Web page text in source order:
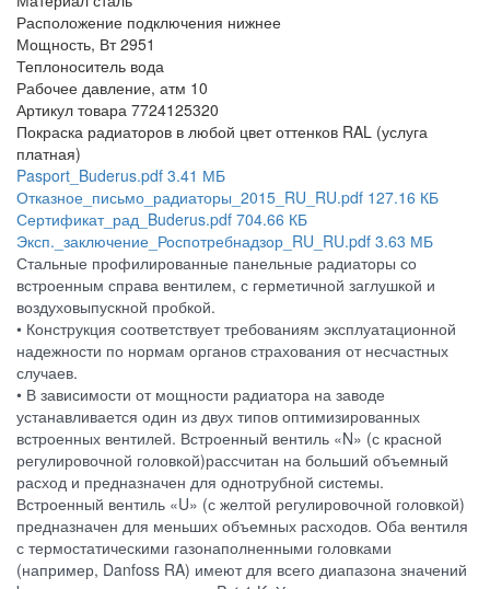
Расположение подключения нижнее
Мощность, Вт 2951
Теплоноситель вода
Рабочее давление, атм 10
Артикул товара 7724125320
Покраска радиаторов в любой цвет оттенков RAL (услуга
платная)
Pasport_Buderus.pdf 3.41 МБ
Отказное_письмо_радиаторы_2015_RU_RU.pdf 127.16 КБ
Сертификат_рад_Buderus.pdf 704.66 КБ
Эксп._заключение_Роспотребнадзор_RU_RU.pdf 3.63 МБ
Стальные профилированные панельные радиаторы со
встроенным справа вентилем, с герметичной заглушкой и
воздуховыпускной пробкой.
• Конструкция соответствует требованиям эксплуатационной
надежности по нормам органов страхования от несчастных
случаев.
• В зависимости от мощности радиатора на заводе
устанавливается один из двух типов оптимизированных
встроенных вентилей. Встроенный вентиль «N» (с красной
регулировочной головкой)рассчитан на больший объемный
расход и предназначен для однотрубной системы.
Встроенный вентиль «U» (с желтой регулировочной головкой)
предназначен для меньших объемных расходов. Оба вентиля
с термостатическими газонаполненными головками
(например, Danfoss RA) имеют для всего диапазона значений